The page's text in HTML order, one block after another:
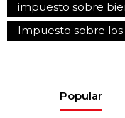
impuesto sobre
Impuesto sobre
Popular